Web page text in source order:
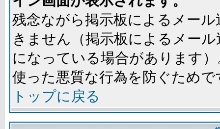
残念ながら掲示板によるメー
きません（掲示板によるメー
になっている場合があります
使った悪質な行為を防ぐためで
トップに戻る